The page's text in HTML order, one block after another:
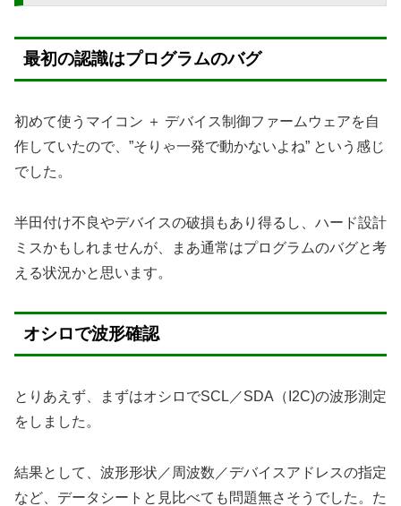
最初の認識はプログラムのバグ
初めて使うマイコン ＋ デバイス制御ファームウェアを自
作していたので、”そりゃ一発で動かないよね” という感じ
でした。
半田付け不良やデバイスの破損もあり得るし、ハード設計
ミスかもしれませんが、まあ通常はプログラムのバグと考
える状況かと思います。
オシロで波形確認
とりあえず、まずはオシロでSCL／SDA（I2C)の波形測定
をしました。
結果として、波形形状／周波数／デバイスアドレスの指定
など、データシートと見比べても問題無さそうでした。た